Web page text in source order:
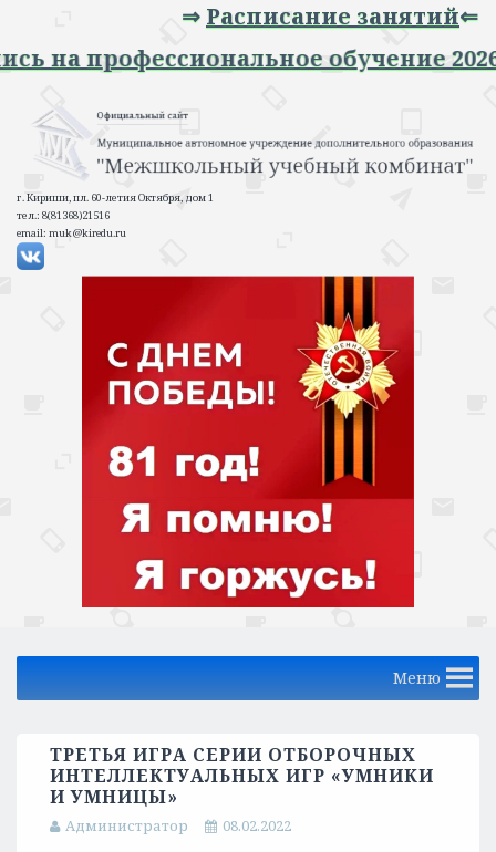
⇒ Расписание занятий⇐
на профессиональное обучение
г. Кириши, пл. 60-летия Октября, дом 1
тел.: 8(81368)21516
email: muk@kiredu.ru
Меню
ТРЕТЬЯ ИГРА СЕРИИ ОТБОРОЧНЫХ
ИНТЕЛЛЕКТУАЛЬНЫХ ИГР «УМНИКИ
И УМНИЦЫ»
Администратор 08.02.2022